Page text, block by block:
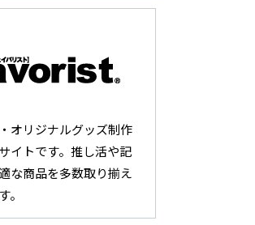
オリジナルグッズ制作
イトです。推し活や記
な商品を多数取り揃え
。